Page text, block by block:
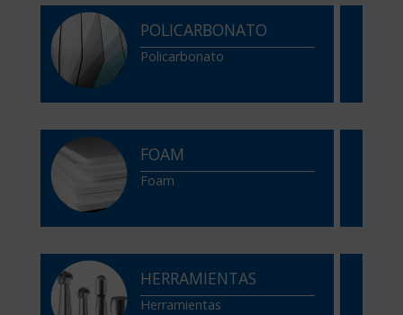
POLICARBONATO
Policarbonato
FOAM
Foam
HERRAMIENTAS
Herramientas